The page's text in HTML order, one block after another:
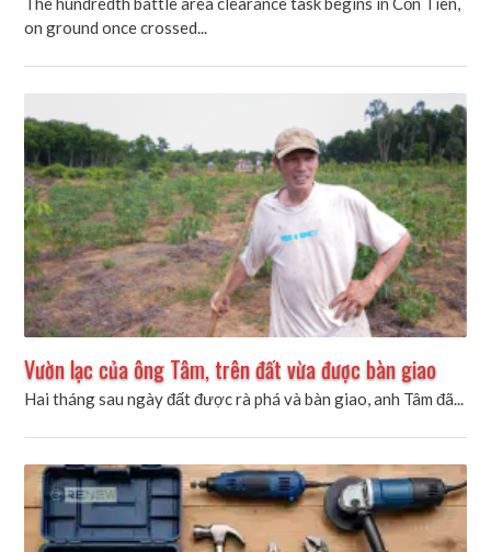
on ground once crossed...
Vườn lạc của ông Tâm, trên đất vừa được bàn giao
Hai tháng sau ngày đất được rà phá và bàn giao, anh Tâm đã...